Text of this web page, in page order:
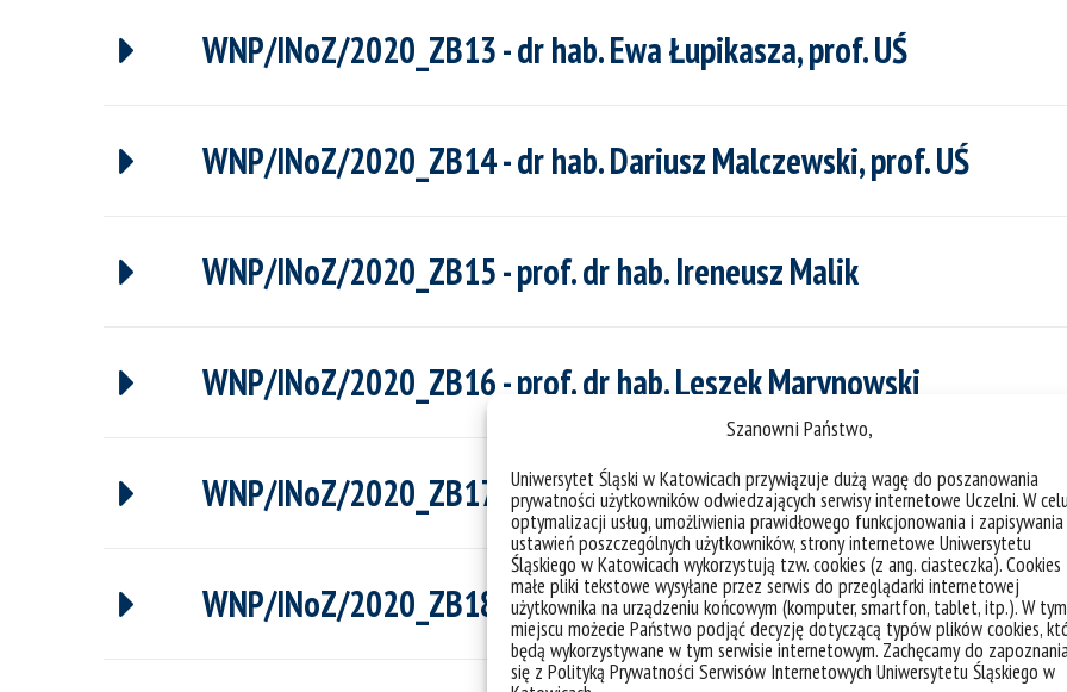
Szanowni Państwo,
Uniwersytet Śląski w Katowicach przywiązuje dużą wagę do poszanowania
prywatności użytkowników odwiedzających serwisy internetowe Uczelni. W
optymalizacji usług, umożliwienia prawidłowego funkcjonowania i zapisywania
ustawień poszczególnych użytkowników, strony internetowe Uniwersytetu
Śląskiego w Katowicach wykorzystują tzw. cookies (z ang. ciasteczka).
małe pliki tekstowe wysyłane przez serwis do przeglądarki internetowej
użytkownika na urządzeniu końcowym (komputer, smartfon, tablet, itp.). W tym
miejscu możecie Państwo podjąć decyzję dotyczącą typów plików cookies,
będą wykorzystywane w tym serwisie internetowym. Zachęcamy do
się z Polityką Prywatności Serwisów Internetowych Uniwersytetu Śląskiego w
WNP/INoZ/2020_ZB13 - dr hab. Ewa Łupikasza, prof. UŚ
WNP/INoZ/2020_ZB14 - dr hab. Dariusz Malczewski, prof. UŚ
WNP/INoZ/2020_ZB15 - prof. dr hab. Ireneusz Malik
WNP/INoZ/2020_ZB16 - prof. dr hab. Leszek Marynowski
WNP/INoZ/2020_ZB17 - dr Maciej Mendecki
WNP/INoZ/2020_ZB18 - dr hab. Urszula Myga-Piątek, prof. UŚ